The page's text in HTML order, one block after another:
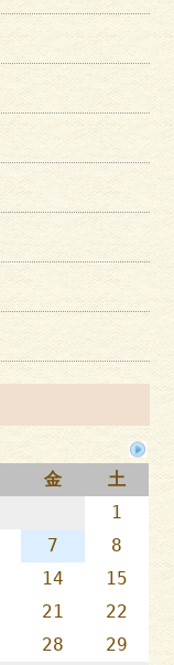
金
土
1
7
8
14
15
21
22
28
29